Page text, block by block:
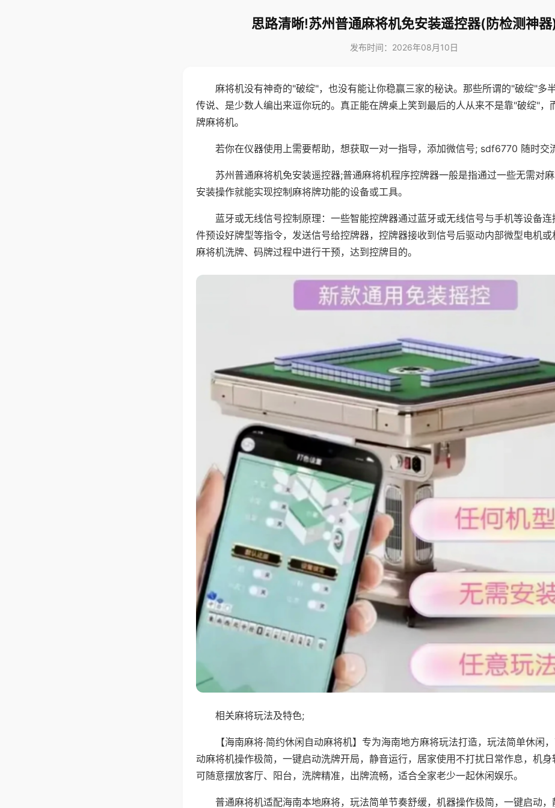
思路清晰!苏州普通麻将机免安装遥控器(防检测神器
发布时间：2026年08月10日
麻将机没有神奇的"破绽"，也没有能让你稳赢三家的秘诀。那些所谓的"破绽"多
传说、是少数人编出来逗你玩的。真正能在牌桌上笑到最后的人从来不是靠"破绽"，
牌麻将机。
若你在仪器使用上需要帮助，想获取一对一指导，添加微信号; sdf6770 随时交
苏州普通麻将机免安装遥控器;普通麻将机程序控牌器一般是指通过一些无需对
安装操作就能实现控制麻将牌功能的设备或工具。
蓝牙或无线信号控制原理：一些智能控牌器通过蓝牙或无线信号与手机等设备
件预设好牌型等指令，发送信号给控牌器，控牌器接收到信号后驱动内部微型电机或
麻将机洗牌、码牌过程中进行干预，达到控牌目的。
相关麻将玩法及特色;
【海南麻将·简约休闲自动麻将机】专为海南地方麻将玩法打造，玩法简单休闲
动麻将机操作极简，一键启动洗牌开局，静音运行，居家使用不打扰日常作息，机身
可随意摆放客厅、阳台，洗牌精准，出牌流畅，适合全家老少一起休闲娱乐。
普通麻将机适配海南本地麻将，玩法简单节奏舒缓，机器操作极简，一键启动